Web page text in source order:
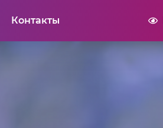
Контакты